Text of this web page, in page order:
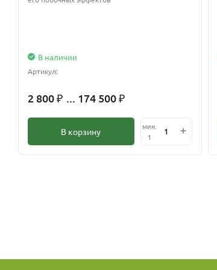
В наличии
Артикул:
2 800 ₽ ... 174 500 ₽
В корзину
мин.
1